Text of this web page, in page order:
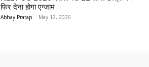
फिर देना होगा एग्जाम
Abhay Pratap - May 12, 2026